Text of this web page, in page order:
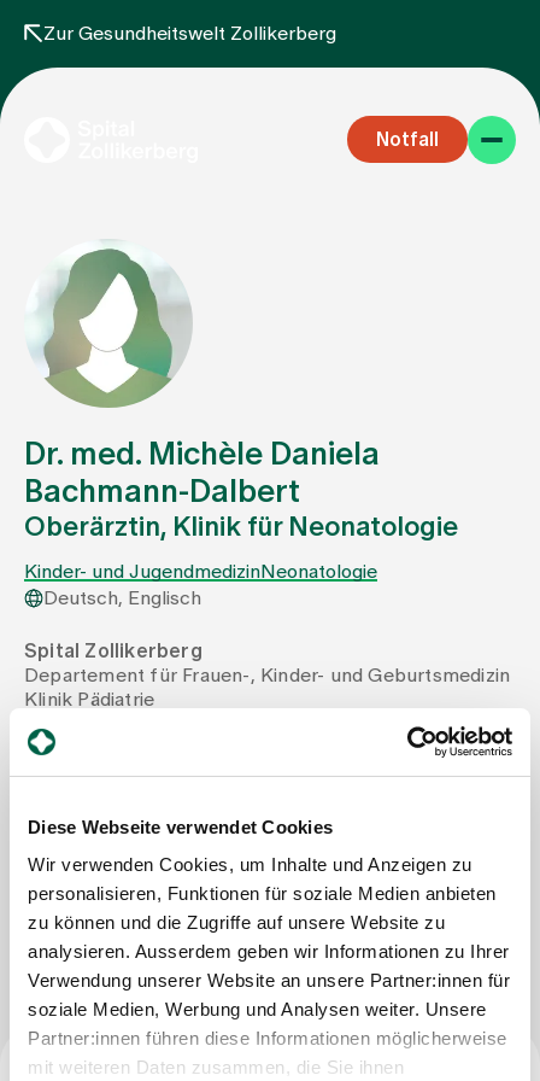
Diese Webseite verwendet Cookies
Wir verwenden Cookies, um Inhalte und Anzeigen zu
personalisieren, Funktionen für soziale Medien anbieten
zu können und die Zugriffe auf unsere Website zu
analysieren. Ausserdem geben wir Informationen zu Ihrer
Verwendung unserer Website an unsere Partner:innen für
soziale Medien, Werbung und Analysen weiter. Unsere
Partner:innen führen diese Informationen möglicherweise
mit weiteren Daten zusammen, die Sie ihnen
Zur Gesundheitswelt Zollikerberg
Notfall
Fachbereiche
Aufenthalt
Team
Zuweisende
Events
Aktuelles
Jobs & Karriere
Kontakt
Babygalerie
Blog
Dr. med. Michèle Daniela
Bachmann-Dalbert
Oberärztin, Klinik für Neonatologie
Kinder- und JugendmedizinNeonatologie
Deutsch, Englisch
Spital Zollikerberg
Departement für Frauen-, Kinder- und Geburtsmedizin
Klinik Pädiatrie
8125 Zollikerberg
Tel
+41 44 397 22 25
Fax
+41 44 397 25 77
Nachricht schreiben